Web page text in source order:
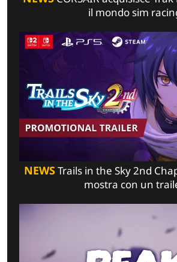
il mondo sim
NEWSTrails in the Sky 2nd
mostra con un